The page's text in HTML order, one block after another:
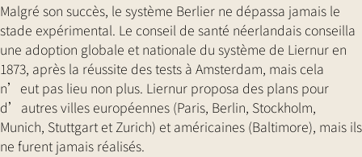
Malgré son succès, le système Berlier ne dépassa jamais le
stade expérimental. Le conseil de santé néerlandais conseilla
une adoption globale et nationale du système de Liernur en
1873, après la réussite des tests à Amsterdam, mais cela
n’eut pas lieu non plus. Liernur proposa des plans pour
d’autres villes européennes (Paris, Berlin, Stockholm,
Munich, Stuttgart et Zurich) et américaines (Baltimore), mais ils
ne furent jamais réalisés.